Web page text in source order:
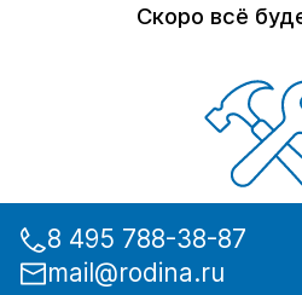
Скоро всё
8 495 788-38-87
mail@rodina.ru